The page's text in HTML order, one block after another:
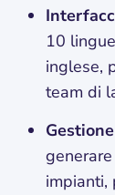
10
inglese,
team di
impianti,